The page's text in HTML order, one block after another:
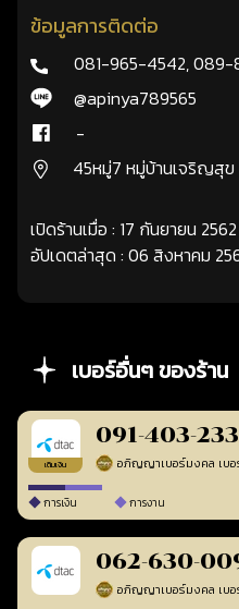
ข้อมูลการติดต่อ
081-965-4542,089-
@apinya789565
-
45หมู่7 หมู่บ้านเจริญสุ
เปิดร้านเมื่อ : 17 กันยายน 2562
อัปเดตล่าสุด : 06 สิงหาคม
เบอร์อื่นๆ ของร้าน
เติมเงิน
091-403-
การเงิน การงาน
062-630-